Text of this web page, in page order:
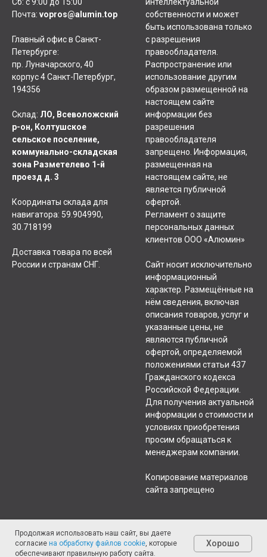
Продолжая использовать наш сайт, вы даете
согласие на обработку файлов cookie, которые
обеспечивают правильную работу сайта.
Хорошо
Почта: vopros@alumin.top
Главный офис в Санкт-
Петербурге:
пр. Луначарского, 40
корпус 4 Санкт-Петербург,
194356
Склад: ЛО, Всеволожский
р-он, Колтушское
сельское поселение,
коммунально-складская
зона Разметелево 1-й
проезд д. 3
Координаты склада для
навигатора: 59.904990,
30.718199
Доставка товара по всей
России и странам СНГ.
собственности и может
быть использована только
с разрешения
правообладателя.
Распространение или
использование другим
образом размещенной на
настоящем сайте
информации без
разрешения
правообладателя
запрещено. Информация,
размещенная на
настоящем сайте, не
является публичной
офертой.
Регламент о защите
персональных данных
клиентов ООО «Алюмин»
Сайт носит исключительно
информационный
характер. Размещённые на
нём сведения, включая
описания товаров, услуг и
указанные цены, не
являются публичной
офертой, определяемой
положениями статьи 437
Гражданского кодекса
Российской Федерации.
Для получения актуальной
информации о стоимости и
условиях приобретения
просим обращаться к
менеджерам компании.
Копирование материалов
сайта запрещено